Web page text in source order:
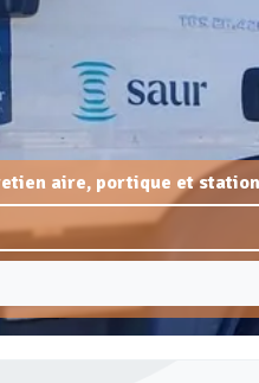
aire, portique et